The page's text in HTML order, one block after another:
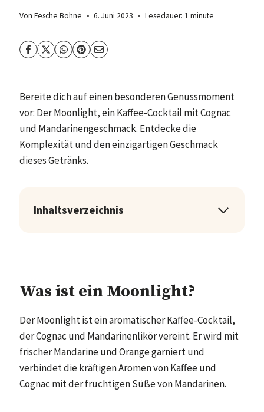
Von Fesche Bohne 6. Juni 2023 Lesedauer: 1minute
Bereite dich auf einen besonderen Genussmoment
vor: Der Moonlight, ein Kaffee-Cocktail mit Cognac
und Mandarinengeschmack. Entdecke die
Komplexität und den einzigartigen Geschmack
dieses Getränks.
Inhaltsverzeichnis
Was ist ein Moonlight?
Der Moonlight ist ein aromatischer Kaffee-Cocktail,
der Cognac und Mandarinenlikör vereint. Er wird mit
frischer Mandarine und Orange garniert und
verbindet die kräftigen Aromen von Kaffee und
Cognac mit der fruchtigen Süße von Mandarinen.